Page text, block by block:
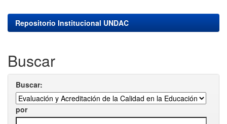
Repositorio Institucional UNDAC
Buscar
Buscar:
por